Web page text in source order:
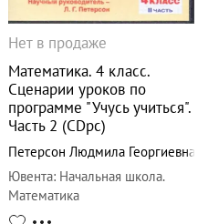
Нет в продаже
Математика. 4 класс.
Сценарии уроков по
программе "Учусь учиться".
Часть 2 (CDpc)
Петерсон Людмила Георгиевна
Ювента: Начальная школа.
Математика